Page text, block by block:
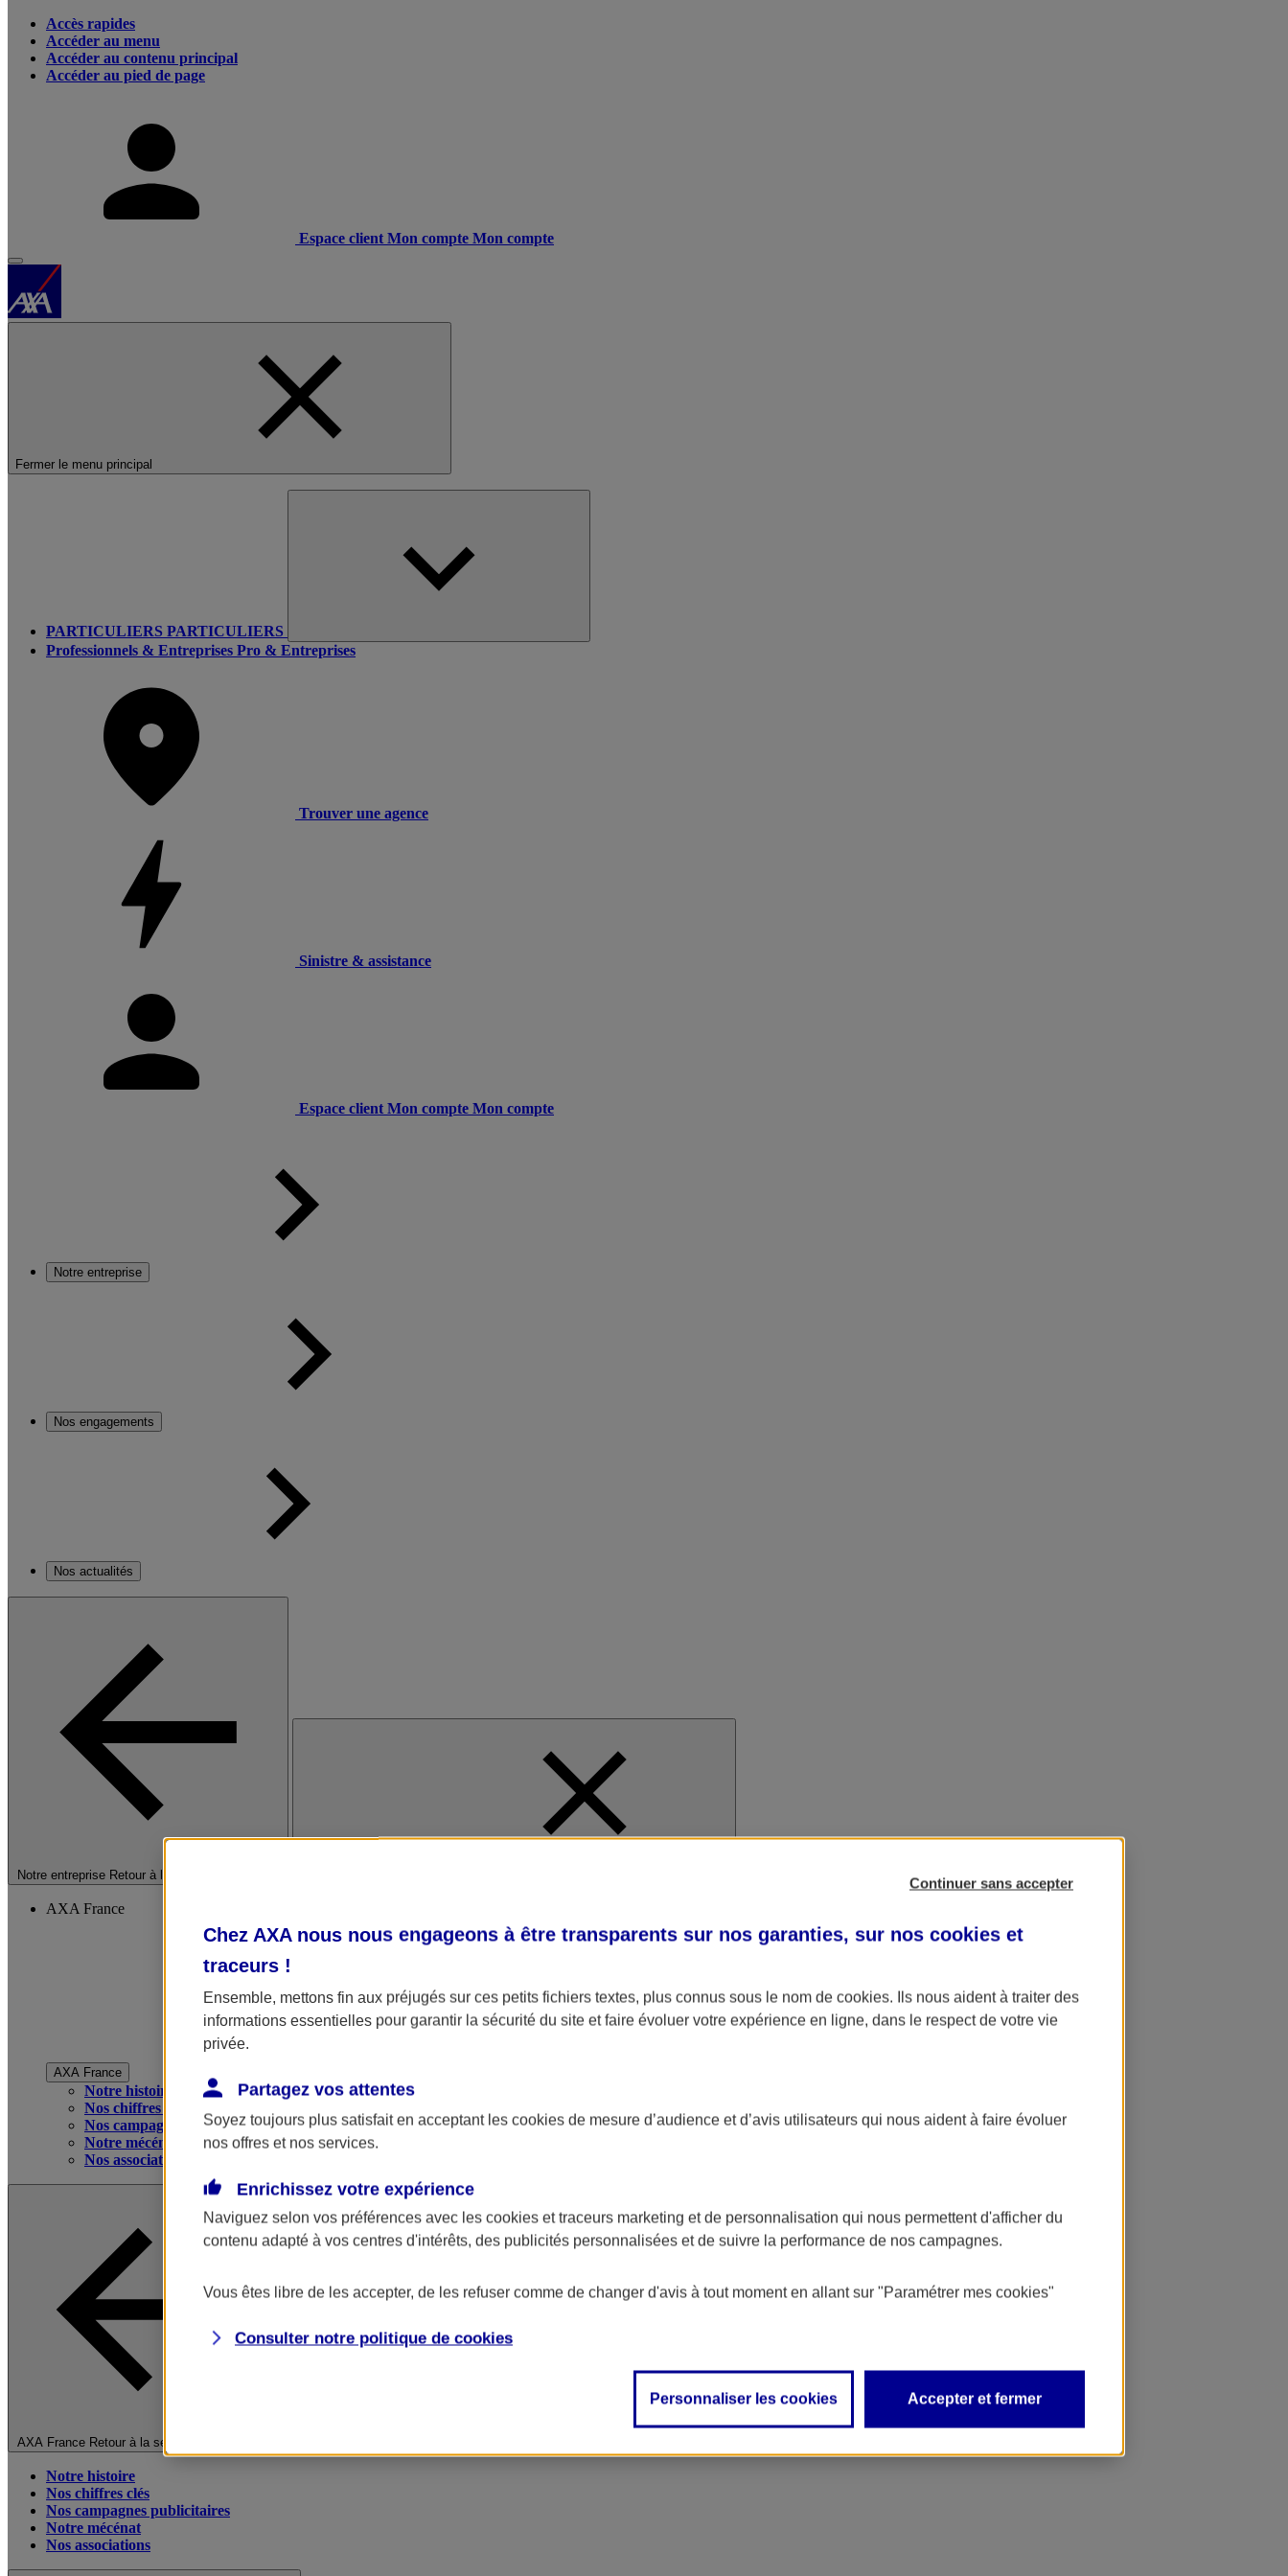
Accès rapides
Accéder au menu
Accéder au contenu principal
Accéder au pied de page
Espace client Mon compte Mon compte
Fermer le menu principal
PARTICULIERS PARTICULIERS
Professionnels & Entreprises Pro & Entreprises
Trouver une agence
Sinistre & assistance
Espace client Mon compte Mon compte
Notre entreprise
Nos engagements
Nos actualités
Notre entreprise Retour à la section précédente
AXA France
AXA France
Notre histoire
Nos chiffres clés
Nos campagnes publicitaires
Notre mécénat
Nos associations
AXA France Retour à la section précédente
Notre histoire
Nos chiffres clés
Nos campagnes publicitaires
Notre mécénat
Nos associations
Continuer sans accepter
Chez AXA nous nous engageons à être transparents sur nos garanties, sur nos cookies et
traceurs !
Ensemble, mettons fin aux préjugés sur ces petits fichiers textes, plus connus sous le nom de cookies. Ils nous aident à traiter des
informations essentielles pour garantir la sécurité du site et faire évoluer votre expérience en ligne, dans le respect de votre vie
privée.
Partagez vos attentes
Soyez toujours plus satisfait en acceptant les cookies de mesure d’audience et d’avis utilisateurs qui nous aident à faire évoluer
nos offres et nos services.
Enrichissez votre expérience
Naviguez selon vos préférences avec les cookies et traceurs marketing et de personnalisation qui nous permettent d'afficher du
contenu adapté à vos centres d'intérêts, des publicités personnalisées et de suivre la performance de nos campagnes.
Vous êtes libre de les accepter, de les refuser comme de changer d'avis à tout moment en allant sur "Paramétrer mes cookies"
Consulter notre politique de cookies
Personnaliser les cookies Accepter et fermer